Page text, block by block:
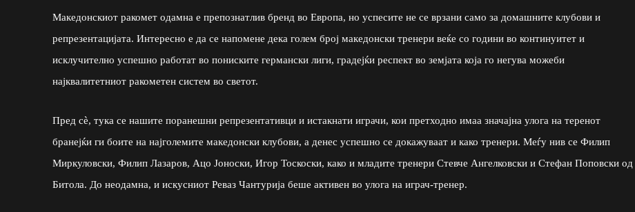
Македонскиот ракомет одамна е препознатлив бренд во Европа, но успесите не се врзани само за домашните клубови и
репрезентацијата. Интересно е да се напомене дека голем број македонски тренери веќе со години во континуитет и
исклучително успешно работат во пониските германски лиги, градејќи респект во земјата која го негува можеби
најквалитетниот ракометен систем во светот.
Пред сè, тука се нашите поранешни репрезентативци и истакнати играчи, кои претходно имаа значајна улога на теренот
бранејќи ги боите на најголемите македонски клубови, а денес успешно се докажуваат и како тренери. Меѓу нив се Филип
Миркуловски, Филип Лазаров, Ацо Јоноски, Игор Тоскоски, како и младите тренери Стевче Ангелковски и Стефан Поповски од
Битола. До неодамна, и искусниот Реваз Чантурија беше активен во улога на играч-тренер.